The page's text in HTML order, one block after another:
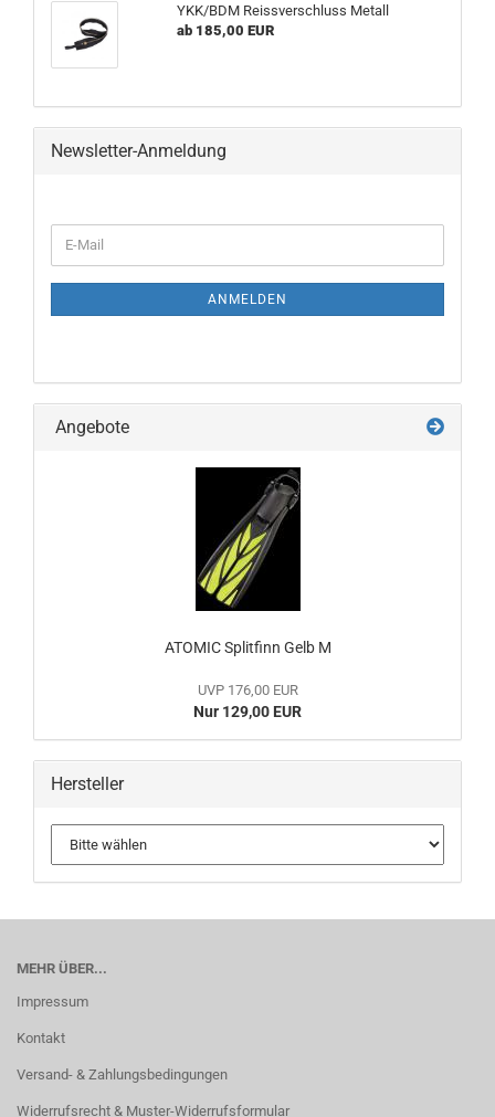
YKK/BDM Reissverschluss Metall
ab 185,00 EUR
Newsletter-Anmeldung
ZUR
E-
Mail
ANMELDEN
Angebote
ATOMIC Splitfinn Gelb M
UVP 176,00 EUR
Nur 129,00 EUR
Hersteller
MEHR ÜBER...
Impressum
Kontakt
Versand- & Zahlungsbedingungen
Widerrufsrecht & Muster-Widerrufsformular